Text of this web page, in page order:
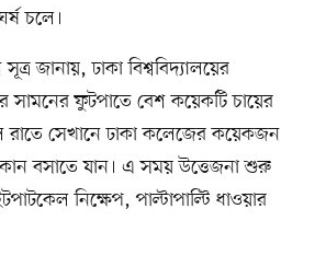
চলে।
জানায়, ঢাকা বিশ্ববিদ্যালয়ের
সামনের ফুটপাতে বেশ কয়েকটি চায়ের
সেখানে ঢাকা কলেজের কয়েকজন
বসাতে যান। এ সময় উত্তেজনা শুরু
নিক্ষেপ, পাল্টাপাল্টি ধাওয়ার